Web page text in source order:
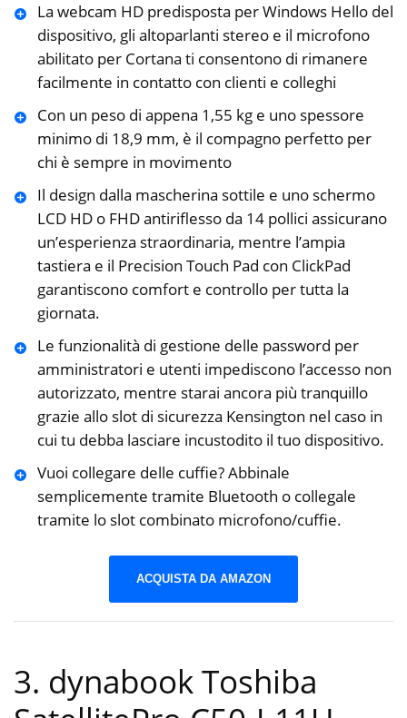
La webcam HD predisposta per Windows Hello del
dispositivo, gli altoparlanti stereo e il microfono
abilitato per Cortana ti consentono di rimanere
facilmente in contatto con clienti e colleghi
Con un peso di appena 1,55 kg e uno spessore
minimo di 18,9 mm, è il compagno perfetto per
chi è sempre in movimento
Il design dalla mascherina sottile e uno schermo
LCD HD o FHD antiriflesso da 14 pollici assicurano
un’esperienza straordinaria, mentre l’ampia
tastiera e il Precision Touch Pad con ClickPad
garantiscono comfort e controllo per tutta la
giornata.
Le funzionalità di gestione delle password per
amministratori e utenti impediscono l’accesso non
autorizzato, mentre starai ancora più tranquillo
grazie allo slot di sicurezza Kensington nel caso in
cui tu debba lasciare incustodito il tuo dispositivo.
Vuoi collegare delle cuffie? Abbinale
semplicemente tramite Bluetooth o collegale
tramite lo slot combinato microfono/cuffie.
ACQUISTA DA AMAZON
3. dynabook Toshiba